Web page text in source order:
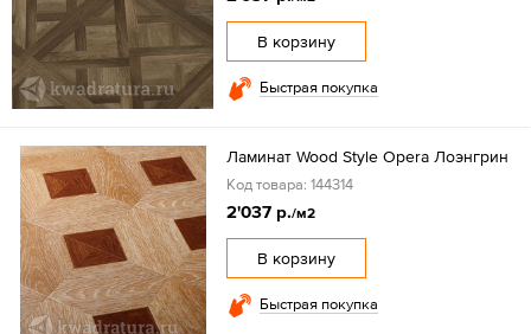
В корзину
Быстрая покупка
Ламинат Wood Style Opera Лоэнгрин
Код товара: 144314
2'037 р./м2
В корзину
Быстрая покупка